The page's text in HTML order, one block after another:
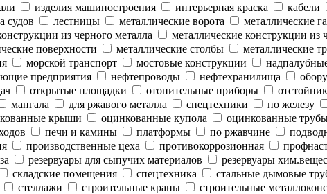
изделия машиностроения интерьерная краска кабели
судов лестницы металлические ворота металлические
из черного металла металлические конструкции
поверхности металлические столбы металлические
морской транспорт мостовые конструкции
предприятия нефтепроводы нефтехранилища
открытые площадки отопительные приборы
мангала для ржавого металла спецтехники по железу
крыши оцинкованные купола оцинкованные
печи и камины платформы по ржавчине
производственные цеха противокоррозионная
резервуары для сыпучих материалов резервуары
складские помещения спецтехника стальные дымовые
стеллажи строительные краны строительные